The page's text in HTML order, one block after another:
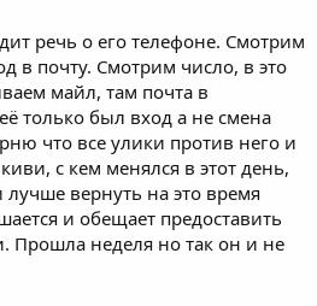
речь о его телефоне. Смотрим
в почту. Смотрим число, в это
майл, там почта в
только был вход а не смена
что все улики против него и
с кем менялся в этот день,
лучше вернуть на это время
и обещает предоставить
Прошла неделя но так он и не